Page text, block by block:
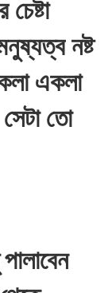
নষ্ট
একলা
তো